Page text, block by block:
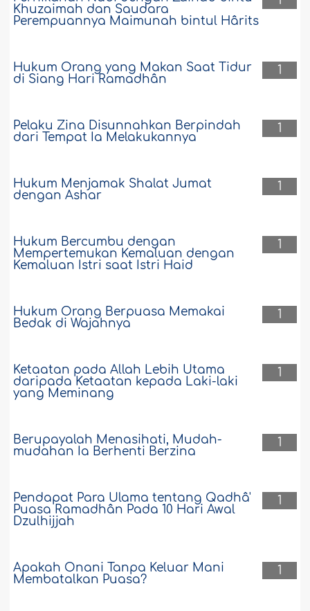
Khuzaimah dan Saudara
Perempuannya Maimunah bintul Hârits
1
Hukum Orang yang Makan Saat Tidur
di Siang Hari Ramadhân
1
Pelaku Zina Disunnahkan Berpindah
dari Tempat Ia Melakukannya
1
Hukum Menjamak Shalat Jumat
dengan Ashar
1
Hukum Bercumbu dengan
Mempertemukan Kemaluan dengan
Kemaluan Istri saat Istri Haid
1
Hukum Orang Berpuasa Memakai
Bedak di Wajahnya
1
Ketaatan pada Allah Lebih Utama
daripada Ketaatan kepada Laki-laki
yang Meminang
1
Berupayalah Menasihati, Mudah-
mudahan Ia Berhenti Berzina
1
Pendapat Para Ulama tentang Qadhâ'
Puasa Ramadhân Pada 10 Hari Awal
Dzulhijjah
1
Apakah Onani Tanpa Keluar Mani
Membatalkan Puasa?